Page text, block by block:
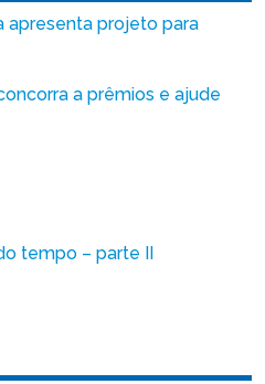
apresenta projeto para
a prêmios e ajude
tempo – parte II